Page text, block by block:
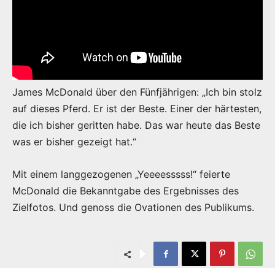
James McDonald über den Fünfjährigen: „Ich bin stolz
auf dieses Pferd. Er ist der Beste. Einer der härtesten,
die ich bisher geritten habe. Das war heute das Beste
was er bisher gezeigt hat.“
Mit einem langgezogenen „Yeeeesssss!“ feierte
McDonald die Bekanntgabe des Ergebnisses des
Zielfotos. Und genoss die Ovationen des Publikums.